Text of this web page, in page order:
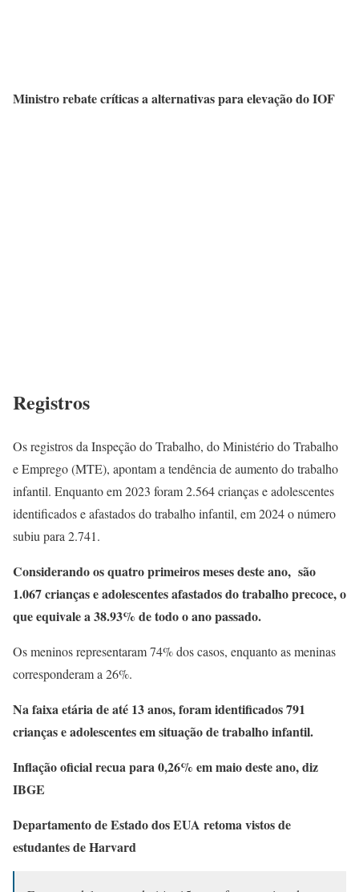
Ministro rebate críticas a alternativas para elevação do IOF
Registros
Os registros da Inspeção do Trabalho, do Ministério do Trabalho
e Emprego (MTE), apontam a tendência de aumento do trabalho
infantil. Enquanto em 2023 foram 2.564 crianças e adolescentes
identificados e afastados do trabalho infantil, em 2024 o número
subiu para 2.741.
Considerando os quatro primeiros meses deste ano, são
1.067 crianças e adolescentes afastados do trabalho precoce, o
que equivale a 38.93% de todo o ano passado.
Os meninos representaram 74% dos casos, enquanto as meninas
corresponderam a 26%.
Na faixa etária de até 13 anos, foram identificados 791
crianças e adolescentes em situação de trabalho infantil.
Inflação oficial recua para 0,26% em maio deste ano, diz
IBGE
Departamento de Estado dos EUA retoma vistos de
estudantes de Harvard